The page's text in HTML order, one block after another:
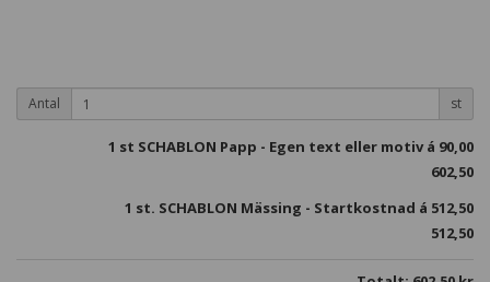
Antal st
1 st SCHABLON Papp - Egen text eller motiv á 90,00
602,50
1 st. SCHABLON Mässing - Startkostnad á 512,50
512,50